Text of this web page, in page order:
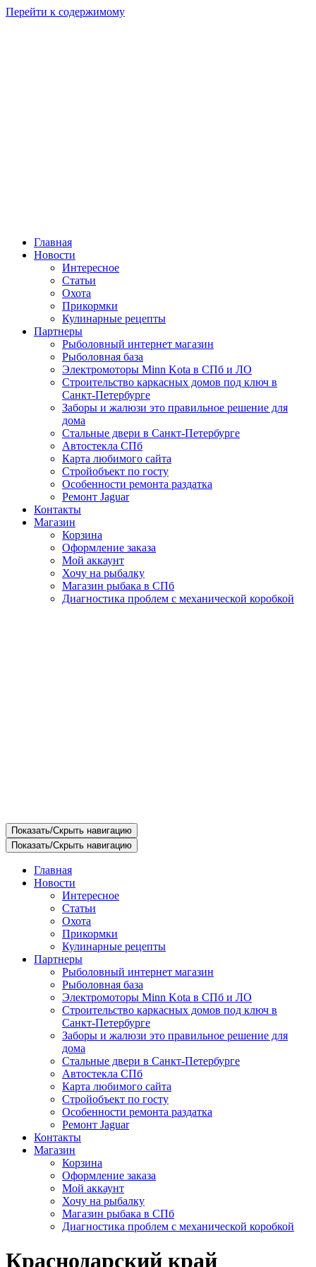
Перейти к содержимому
Главная
Новости
Интересное
Статьи
Охота
Прикормки
Кулинарные рецепты
Партнеры
Рыболовный интернет магазин
Рыболовная база
Электромоторы Minn Kota в СПб и ЛО
Строительство каркасных домов под ключ в
Санкт-Петербурге
Заборы и жалюзи это правильное решение для
дома
Стальные двери в Санкт-Петербурге
Автостекла СПб
Карта любимого сайта
Стройобъект по госту
Особенности ремонта раздатка
Ремонт Jaguar
Контакты
Магазин
Корзина
Оформление заказа
Мой аккаунт
Хочу на рыбалку
Магазин рыбака в СПб
Диагностика проблем с механической коробкой
Показать/Скрыть навигацию
Показать/Скрыть навигацию
Главная
Новости
Интересное
Статьи
Охота
Прикормки
Кулинарные рецепты
Партнеры
Рыболовный интернет магазин
Рыболовная база
Электромоторы Minn Kota в СПб и ЛО
Строительство каркасных домов под ключ в
Санкт-Петербурге
Заборы и жалюзи это правильное решение для
дома
Стальные двери в Санкт-Петербурге
Автостекла СПб
Карта любимого сайта
Стройобъект по госту
Особенности ремонта раздатка
Ремонт Jaguar
Контакты
Магазин
Корзина
Оформление заказа
Мой аккаунт
Хочу на рыбалку
Магазин рыбака в СПб
Диагностика проблем с механической коробкой
Краснодарский край